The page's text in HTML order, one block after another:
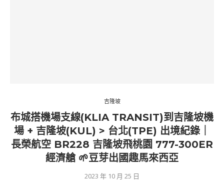
吉隆坡
布城搭機場支線(KLIA TRANSIT)到吉隆坡機
場 + 吉隆坡(KUL) > 台北(TPE) 出境紀錄｜
長榮航空 BR228 吉隆坡飛桃園 777-300ER
經濟艙 🌱豆芽出國趣馬來西亞
2023 年 10 月 25 日